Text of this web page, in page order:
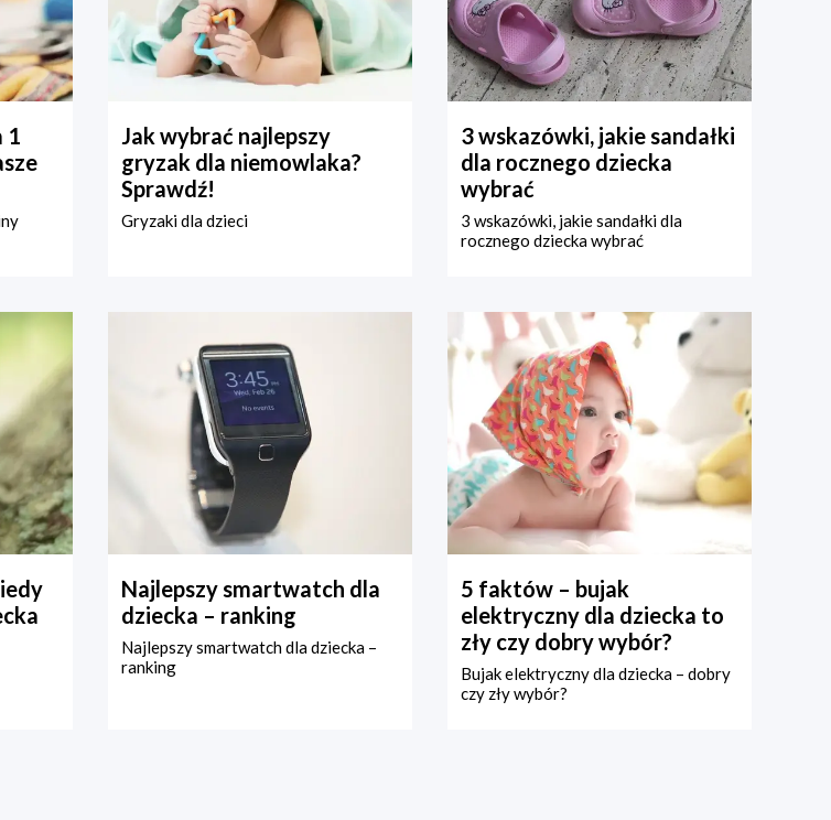
1
Jak wybrać najlepszy
gryzak dla niemowlaka?
Sprawdź!
Gryzaki dla dzieci
3 wskazówki, jakie sandałki
dla rocznego dziecka
wybrać
3 wskazówki, jakie sandałki dla
rocznego dziecka wybrać
Najlepszy smartwatch dla
dziecka – ranking
Najlepszy smartwatch dla dziecka –
ranking
5 faktów – bujak
elektryczny dla dziecka to
zły czy dobry wybór?
Bujak elektryczny dla dziecka – dobry
czy zły wybór?